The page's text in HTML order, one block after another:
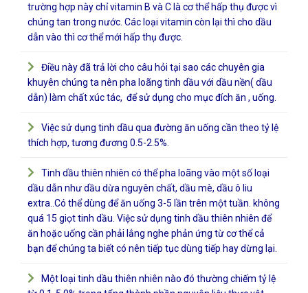
trường hợp này chỉ vitamin B và C là cơ thể hấp thụ được vì
chúng tan trong nước. Các loại vitamin còn lại thì cho dầu
dẫn vào thì cơ thể mới hấp thụ được.
Điều này đã trả lời cho câu hỏi tại sao các chuyên gia
khuyên chúng ta nên pha loãng tinh dầu với dầu nền( dầu
dẫn) làm chất xúc tác, để sử dụng cho mục đích ăn , uống.
Việc sử dụng tinh dầu qua đường ăn uống cần theo tỷ lệ
thích hợp, tương đương 0.5-2.5%.
Tinh dầu thiên nhiên có thể pha loãng vào một số loại
dầu dẫn như dầu dừa nguyên chất, dầu mè, dầu ô liu
extra..Có thể dùng để ăn uống 3-5 lần trên một tuần. không
quá 15 giọt tinh dầu. Việc sử dụng tinh dầu thiên nhiên để
ăn hoặc uống cần phải lắng nghe phản ứng từ cơ thể cả
bạn để chúng ta biết có nên tiếp tục dùng tiếp hay dừng lại.
Một loại tinh dầu thiên nhiên nào đó thường chiếm tỷ lệ